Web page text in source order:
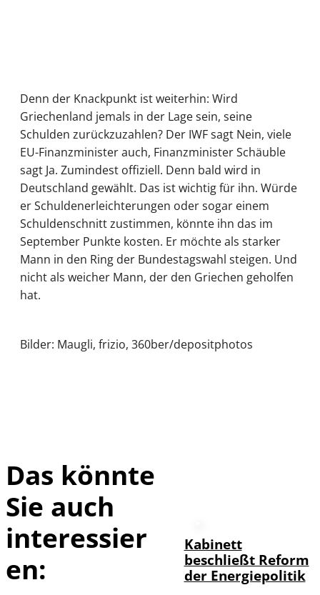
Denn der Knackpunkt ist weiterhin: Wird
Griechenland jemals in der Lage sein, seine
Schulden zurückzuzahlen? Der IWF sagt Nein, viele
EU-Finanzminister auch, Finanzminister Schäuble
sagt Ja. Zumindest offiziell. Denn bald wird in
Deutschland gewählt. Das ist wichtig für ihn. Würde
er Schuldenerleichterungen oder sogar einem
Schuldenschnitt zustimmen, könnte ihn das im
September Punkte kosten. Er möchte als starker
Mann in den Ring der Bundestagswahl steigen. Und
nicht als weicher Mann, der den Griechen geholfen
hat.
Bilder: Maugli, frizio, 360ber/depositphotos
Das könnte
Sie auch
interessier
en:
Kabinett
beschließt Reform
der Energiepolitik